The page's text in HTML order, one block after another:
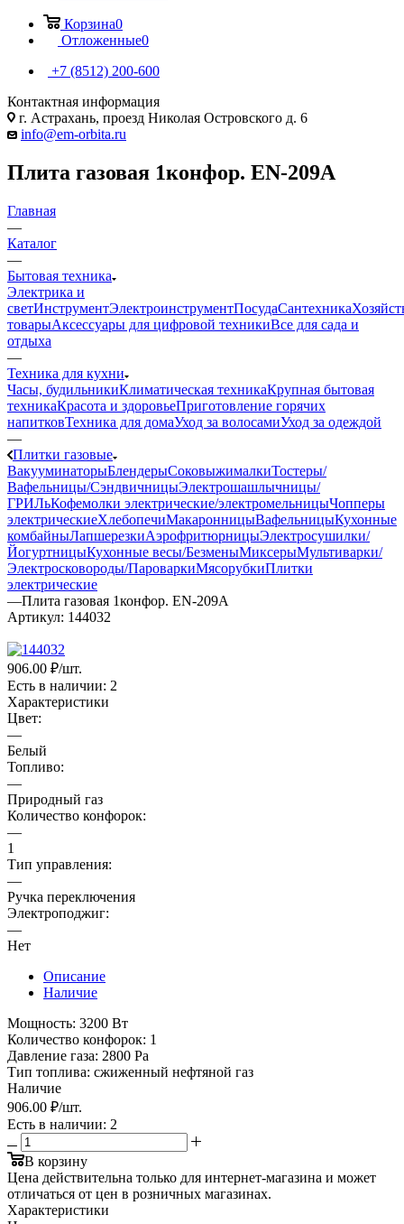
Корзина0
Отложенные0
+7 (8512) 200-600
Контактная информация
г. Астрахань, проезд Николая Островского д. 6
info@em-orbita.ru
Плита газовая 1конфор. EN-209A
Главная
—
Каталог
—
Бытовая техника
Электрика и
светИнструментЭлектроинструментПосудаСантехника
товарыАксессуары для цифровой техникиВсе для сада и
отдыха
—
Техника для кухни
Часы, будильникиКлиматическая техникаКрупная бытовая
техникаКрасота и здоровьеПриготовление горячих
напитковТехника для домаУход за волосамиУход за одеждой
—
Плитки газовые
ВакууминаторыБлендерыСоковыжималкиТостеры/
Вафельницы/СэндвичницыЭлектрошашлычницы/
ГРИЛьКофемолки электрические/электромельницыЧопперы
электрическиеХлебопечиМакаронницыВафельницыКухонные
комбайныЛапшерезкиАэрофритюрницыЭлектросушилки/
ЙогуртницыКухонные весы/БезменыМиксерыМультиварки/
Электросковороды/ПароваркиМясорубкиПлитки
электрические
—Плита газовая 1конфор. EN-209A
Артикул: 144032
906.00 ₽/шт.
Есть в наличии: 2
Характеристики
Цвет:
—
Белый
Топливо:
—
Природный газ
Количество конфорок:
—
1
Тип управления:
—
Ручка переключения
Электроподжиг:
—
Нет
Описание
Наличие
Мощность: 3200 Вт
Количество конфорок: 1
Давление газа: 2800 Pa
Тип топлива: сжиженный нефтяной газ
Наличие
906.00 ₽/шт.
Есть в наличии: 2
В корзину
Цена действительна только для интернет-магазина и может
отличаться от цен в розничных магазинах.
Характеристики